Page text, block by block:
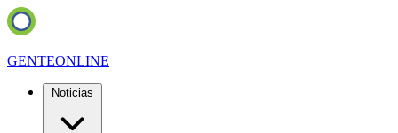
GENTEONLINE
Noticias